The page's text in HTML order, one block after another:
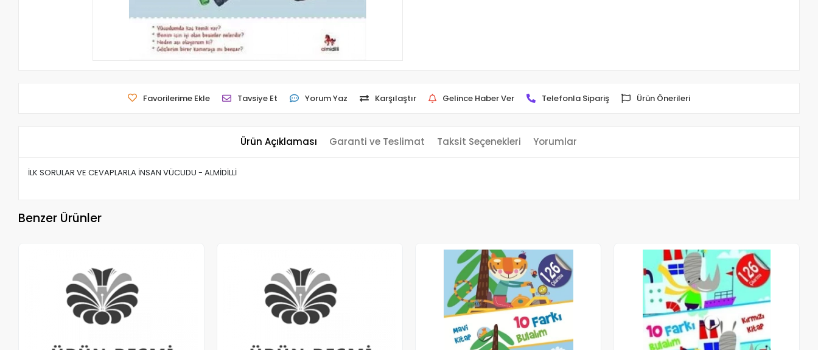
Favorilerime Ekle Tavsiye Et Yorum Yaz Karşılaştır Gelince Haber Ver Telefonla Sipariş Ürün Önerileri
Ürün Açıklaması Garanti ve Teslimat Taksit Seçenekleri Yorumlar
İLK SORULAR VE CEVAPLARLA İNSAN VÜCUDU - ALMİDİLLİ
Benzer Ürünler